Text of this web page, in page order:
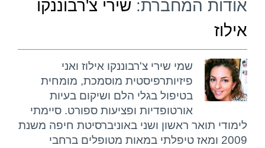
אודות המחברת: שירי צ'רבוננקו
אילוז
שמי שירי צ'רבוננקו אילוז ואני
פיזיותרפיסטית מוסמכת, מומחית
בטיפול בגלי הלם ושיקום בעיות
אורטופדיות ופציעות ספורט. סיימתי
לימודי תואר ראשון ושני באוניברסיטת חיפה משנת
2009 ומאז טיפלתי במאות מטופלים ברחבי